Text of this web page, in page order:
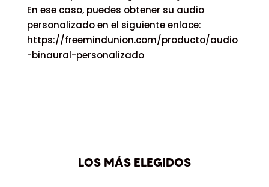
En ese caso, puedes obtener su audio
personalizado en el siguiente enlace:
https://freemindunion.com/producto/audio
-binaural-personalizado
LOS MÁS ELEGIDOS